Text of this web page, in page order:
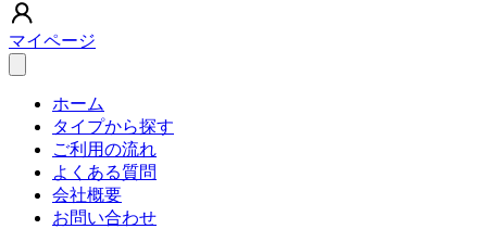
マイページ
ホーム
タイプから探す
ご利用の流れ
よくある質問
会社概要
お問い合わせ